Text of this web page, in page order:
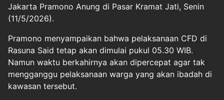
Jakarta Pramono Anung di Pasar Kramat Jati, Senin
(11/5/2026).
Pramono menyampaikan bahwa pelaksanaan CFD di
Rasuna Said tetap akan dimulai pukul 05.30 WIB.
Namun waktu berkahirnya akan dipercepat agar tak
mengganggu pelaksanaan warga yang akan ibadah di
kawasan tersebut.